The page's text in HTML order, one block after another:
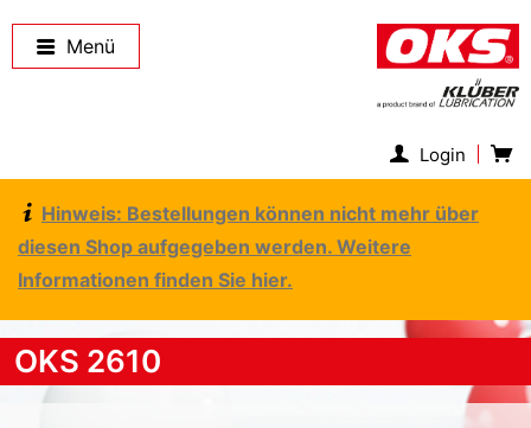
Menü
Login
Hinweis: Bestellungen können nicht mehr über
diesen Shop aufgegeben werden. Weitere
Informationen finden Sie hier.
OKS 2610